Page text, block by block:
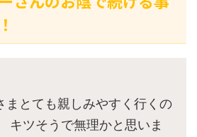
まとても親しみやすく行くの
キツそうで無理かと思いま